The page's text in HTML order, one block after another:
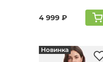
4 999 ₽
Новинка